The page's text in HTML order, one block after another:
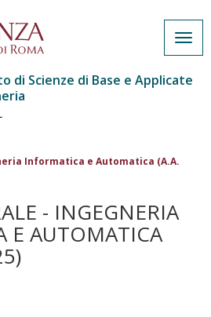
di Scienze di Base e Applicate
Informatica e Automatica (A.A.
- INGEGNERIA
E AUTOMATICA